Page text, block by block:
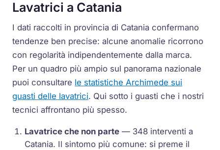
Lavatrici a Catania
I dati raccolti in provincia di Catania confermano
tendenze ben precise: alcune anomalie ricorrono
con regolarità indipendentemente dalla marca.
Per un quadro più ampio sul panorama nazionale
puoi consultare le statistiche Archimede sui
guasti delle lavatrici. Qui sotto i guasti che i nostri
tecnici affrontano più spesso.
Lavatrice che non parte — 348 interventi a
Catania. Il sintomo più comune: si preme il